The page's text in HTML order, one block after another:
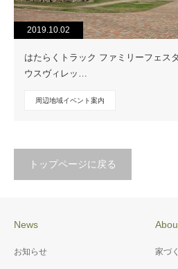
2019.10.02
はたらくトラック ファミリーフェス
ウスヴィレッ…
周辺地域イベント案内
トップページに戻る
News
お知らせ 家づ